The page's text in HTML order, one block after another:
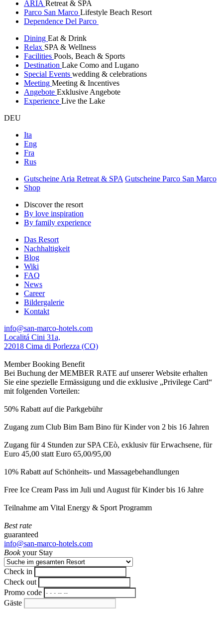
ARIA Retreat & SPA
Parco San Marco Lifestyle Beach Resort
Dependence Del Parco
Dining Eat & Drink
Relax SPA & Wellness
Facilities Pools, Beach & Sports
Destination Lake Como and Lugano
Special Events wedding & celebrations
Meeting Meeting & Incentives
Angebote Exklusive Angebote
Experience Live the Lake
DEU
Ita
Eng
Fra
Rus
Gutscheine Aria Retreat & SPA Gutscheine Parco San Marco
Shop
Discover the resort
By love inspiration
By family experience
Das Resort
Nachhaltigkeit
Blog
Wiki
FAQ
News
Career
Bildergalerie
Kontakt
info@san-marco-hotels.com
Localitá Cini 31a,
22018 Cima di Porlezza (CO)
Member Booking Benefit
Bei Buchung der MEMBER RATE auf unserer Website erhalten
Sie eine spezielle Ermässigung und die exklusive „Privilege Card“
mit folgenden Vorteilen:
50% Rabatt auf die Parkgebühr
Zugang zum Club Bim Bam Bino für Kinder von 2 bis 16 Jahren
Zugang für 4 Stunden zur SPA CEò, exklusiv für Erwachsene, für
Euro 45,00 statt Euro 65,00/95,00
10% Rabatt auf Schönheits- und Massagebehandlungen
Free Ice Cream Pass im Juli und August für Kinder bis 16 Jahre
Teilnahme am Vital Energy & Sport Programm
Best rate
guaranteed
info@san-marco-hotels.com
Bookyour Stay
Check in
Check out
Promo code
Gäste